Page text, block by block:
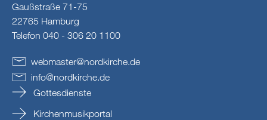
Gaußstraße 71-75
22765 Hamburg
Telefon 040 - 306 20 1100
webmaster@nordkirche.de
info@nordkirche.de
Gottesdienste
Kirchenmusikportal